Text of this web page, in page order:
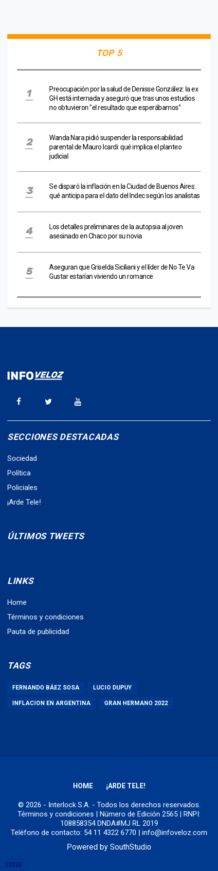
TOP 5
Preocupación por la salud de Denisse González: la ex
GH está internada y aseguró que tras unos estudios
no obtuvieron "el resultado que esperábamos"
Wanda Nara pidió suspender la responsabilidad
parental de Mauro Icardi: qué implica el planteo
judicial
Se disparó la inflación en la Ciudad de Buenos Aires:
qué anticipa para el dato del Indec según los analistas
Los detalles preliminares de la autopsia al joven
asesinado en Chaco por su novia
Aseguran que Griselda Siciliani y el líder de No Te Va
Gustar estarían viviendo un romance
SECCIONES DESTACADAS
Sociedad
Política
Policiales
¡Arde Tele!
ÚLTIMOS TWEETS
LINKS
Home
Términos y condiciones
Pauta de publicidad
TAGS
FERNANDO BÁEZ SOSA LUCIO DUPUY
INFLACION EN ARGENTINA GRAN HERMANO 2022
HOME ¡ARDE TELE!
© 2026 - Interlock S.A. - Todos los derechos reservados.
Términos y condiciones | Número de Edición 2565 | RNPI:
108858354 DNDA#MJ RL 2019
Teléfono de contacto: 54 11 4322 6770 | info@infoveloz.com
Powered by SouthStudio
S2020